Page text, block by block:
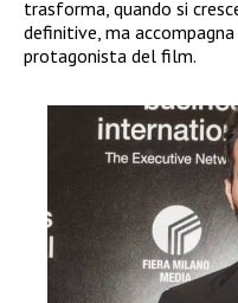
trasforma, quando si
definitive, ma
protagonista del film.